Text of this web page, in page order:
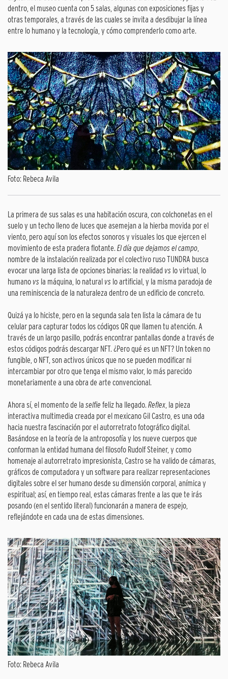
dentro, el museo cuenta con 5 salas, algunas con exposiciones fijas y
otras temporales, a través de las cuales se invita a desdibujar la línea
entre lo humano y la tecnología, y cómo comprenderlo como arte.
Foto: Rebeca Avila
La primera de sus salas es una habitación oscura, con colchonetas en el
suelo y un techo lleno de luces que asemejan a la hierba movida por el
viento, pero aquí son los efectos sonoros y visuales los que ejercen el
movimiento de esta pradera flotante. El día que dejamos el campo
nombre de la instalación realizada por el colectivo ruso TUNDRA busca
evocar una larga lista de opciones binarias: la realidad vs lo virtual, lo
humano vs la máquina, lo natural vs lo artificial, y la misma paradoja de
una reminiscencia de la naturaleza dentro de un edificio de concreto.
Quizá ya lo hiciste, pero en la segunda sala ten lista la cámara de tu
celular para capturar todos los códigos QR que llamen tu atención. A
través de un largo pasillo, podrás encontrar pantallas donde a través de
estos códigos podrás descargar NFT. ¿Pero qué es un NFT? Un token no
fungible, o NFT, son activos únicos que no se pueden modificar ni
intercambiar por otro que tenga el mismo valor, lo más parecido
monetariamente a una obra de arte convencional.
Ahora sí, el momento de la selfie feliz ha llegado. Reflex , la pieza
interactiva multimedia creada por el mexicano Gil Castro, es una oda
hacia nuestra fascinación por el autorretrato fotográfico digital.
Basándose en la teoría de la antroposofía y los nueve cuerpos que
conforman la entidad humana del filosofo Rudolf Steiner, y como
homenaje al autorretrato impresionista, Castro se ha valido de cámaras,
gráficos de computadora y un software para realizar representaciones
digitales sobre el ser humano desde su dimensión corporal, anímica y
espiritual; así, en tiempo real, estas cámaras frente a las que te irás
posando (en el sentido literal) funcionarán a manera de espejo,
reflejándote en cada una de estas dimensiones.
Foto: Rebeca Avila